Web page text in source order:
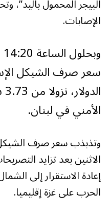
البيجر المحمول باليد”،
الإصابات.
الأمني في لبنان.
وتذبذب سعر صرف
الاثنين بعد تزايد
إعادة الاستقرار إلى
الحرب على غزة إقليميا.